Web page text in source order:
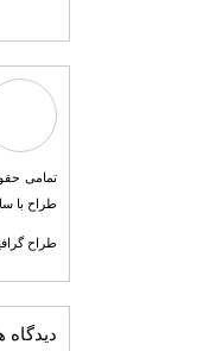
طراح با سابقه و معتبر کشور با سابقه 15
طراح گرافیک
دیدگاه